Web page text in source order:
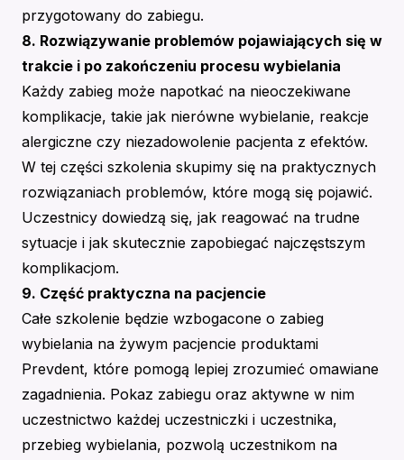
przygotowany do zabiegu.
8. Rozwiązywanie problemów pojawiających się w
trakcie i po zakończeniu procesu wybielania
Każdy zabieg może napotkać na nieoczekiwane
komplikacje, takie jak nierówne wybielanie, reakcje
alergiczne czy niezadowolenie pacjenta z efektów.
W tej części szkolenia skupimy się na praktycznych
rozwiązaniach problemów, które mogą się pojawić.
Uczestnicy dowiedzą się, jak reagować na trudne
sytuacje i jak skutecznie zapobiegać najczęstszym
komplikacjom.
9. Część praktyczna na pacjencie
Całe szkolenie będzie wzbogacone o zabieg
wybielania na żywym pacjencie produktami
Prevdent, które pomogą lepiej zrozumieć omawiane
zagadnienia. Pokaz zabiegu oraz aktywne w nim
uczestnictwo każdej uczestniczki i uczestnika,
przebieg wybielania, pozwolą uczestnikom na